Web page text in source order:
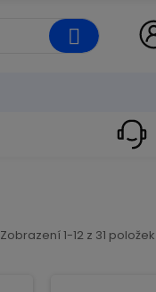
Zobrazení 1-12 z 31 položek